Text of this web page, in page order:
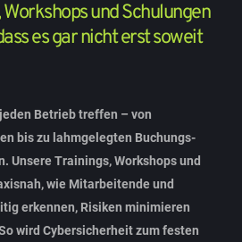
Workshops und Schulungen
es gar nicht erst soweit
Betrieb treffen – von
bis zu lahmgelegten Buchungs-
Unsere Trainings, Workshops und
wie Mitarbeitende und
erkennen, Risiken minimieren
wird Cybersicherheit zum festen